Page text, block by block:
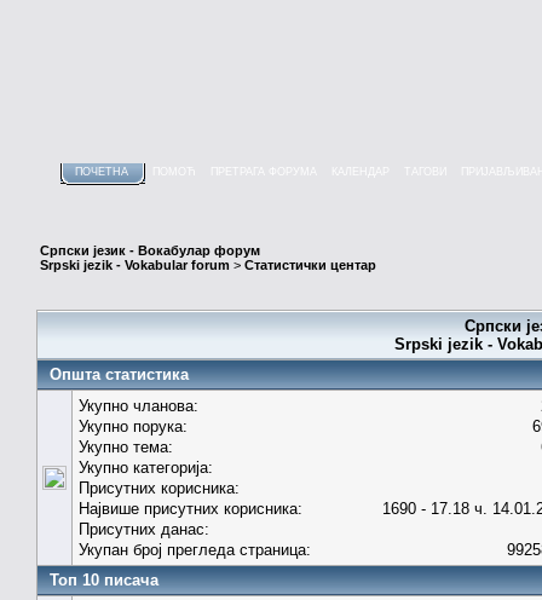
ПОЧЕТНА КАЛЕНДАР
Српски језик - Вокабулар форум
Srpski jezik - Vokabular forum > Статистички центар
Српски
Srpski jezik -
Општа статистика
Укупно чланова:
Укупно порука:
Укупно тема:
Укупно категорија:
Присутних корисника:
Највише присутних корисника:
1690 - 17.18 ч.
Присутних данас:
Укупан број прегледа страница:
Топ 10 писача